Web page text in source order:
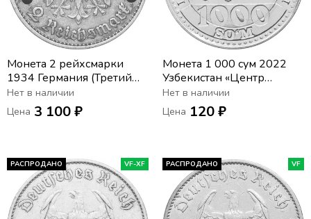
Монета 2 рейхсмарки
1934 Германия (Третий
Рейх) "E" «Годовщина
нацистского режима —
Гарнизонная церковь в
Нет в наличии
Цена 3 100 ₽
Монета 1 000 сум 2022
Узбекистан «Центр
исламской цивилизации»
Нет в наличии
Цена 120 ₽
РАСПРОДАНО VF-XF РАСПРОДАНО VF